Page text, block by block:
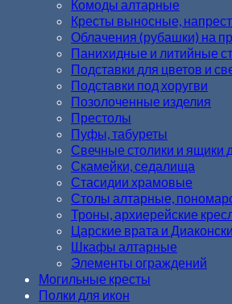
Комоды алтарные
Кресты выносные,
Облачения (рубашки) на
Панихидные и литийные
Подставки для цветов и
Подставки под хоругви
Позолоченные изделия
Престолы
Пуфы, табуреты
Свечные столики и ящики
Скамейки, седалища
Стасидии храмовые
Столы алтарные,
Троны, архиерейские
Царские врата и
Шкафы алтарные
Элементы ограждений
Могильные кресты
Полки для икон